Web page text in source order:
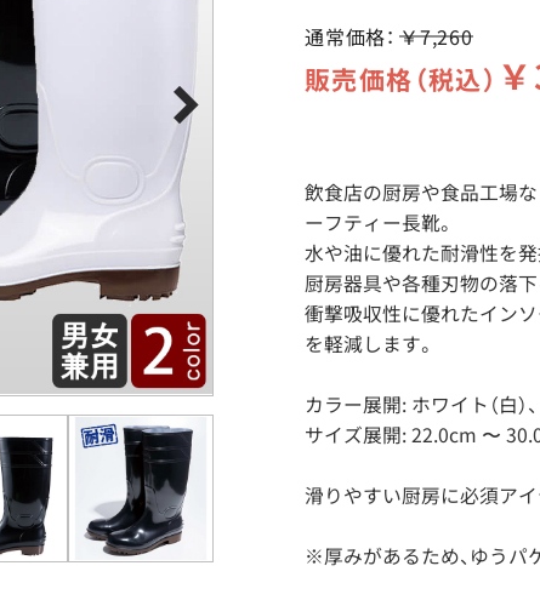
通常価格： ￥7,260
販売価格（税込）
飲食店の厨房や食品工場
ーフティー長靴。
水や油に優れた耐滑性を
厨房器具や各種刃物の落
衝撃吸収性に優れたイン
を軽減します。
カラー展開: ホワイト（白）
サイズ展開: 22.0cm 〜
滑りやすい厨房に必須ア
※厚みがあるため、ゆうパ